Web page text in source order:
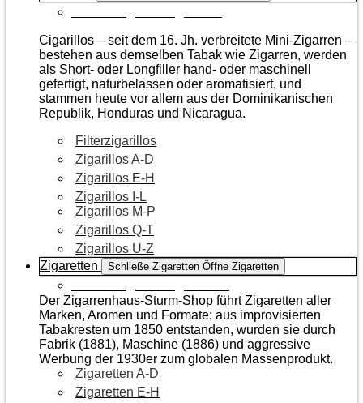
Cigarillos – seit dem 16. Jh. verbreitete Mini-Zigarren –
bestehen aus demselben Tabak wie Zigarren, werden
als Short- oder Longfiller hand- oder maschinell
gefertigt, naturbelassen oder aromatisiert, und
stammen heute vor allem aus der Dominikanischen
Republik, Honduras und Nicaragua.
Filterzigarillos
Zigarillos A-D
Zigarillos E-H
Zigarillos I-L
Zigarillos M-P
Zigarillos Q-T
Zigarillos U-Z
Zigaretten
Schließe Zigaretten Öffne Zigaretten
Der Zigarrenhaus-Sturm-Shop führt Zigaretten aller
Marken, Aromen und Formate; aus improvisierten
Tabakresten um 1850 entstanden, wurden sie durch
Fabrik (1881), Maschine (1886) und aggressive
Werbung der 1930er zum globalen Massenprodukt.
Zigaretten A-D
Zigaretten E-H